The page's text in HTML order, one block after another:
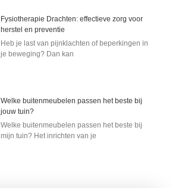
Fysiotherapie Drachten: effectieve zorg voor
herstel en preventie
Heb je last van pijnklachten of beperkingen in
je beweging? Dan kan
Welke buitenmeubelen passen het beste bij
jouw tuin?
Welke buitenmeubelen passen het beste bij
mijn tuin? Het inrichten van je